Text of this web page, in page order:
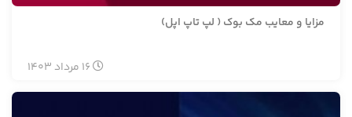
مزایا و معایب مک بوک ( لپ تاپ اپل)
16 مرداد 1403